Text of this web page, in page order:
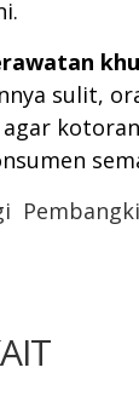
sulit,